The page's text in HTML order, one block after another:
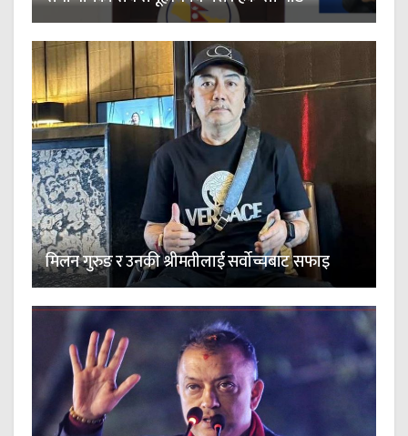
मिलन गुरुङ र उनकी श्रीमतीलाई सर्वोच्चबाट सफाइ